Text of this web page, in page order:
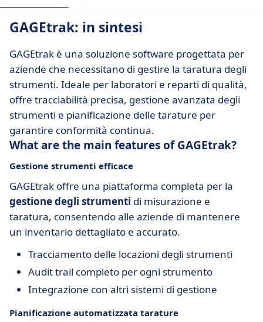
GAGEtrak: in sintesi
GAGEtrak è una soluzione software progettata per
aziende che necessitano di gestire la taratura degli
strumenti. Ideale per laboratori e reparti di qualità,
offre tracciabilità precisa, gestione avanzata degli
strumenti e pianificazione delle tarature per
garantire conformità continua.
What are the main features of GAGEtrak?
Gestione strumenti efficace
GAGEtrak offre una piattaforma completa per la
gestione degli strumenti di misurazione e
taratura, consentendo alle aziende di mantenere
un inventario dettagliato e accurato.
Tracciamento delle locazioni degli strumenti
Audit trail completo per ogni strumento
Integrazione con altri sistemi di gestione
Pianificazione automatizzata tarature